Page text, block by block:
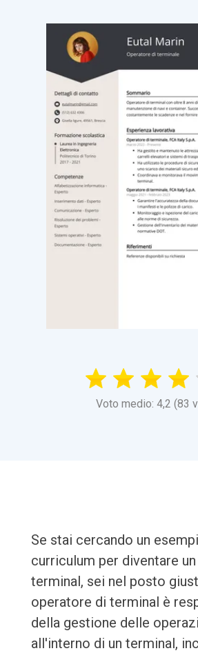
Voto medio: 4,2 (83
Se stai cercando un
curriculum per diventare
terminal, sei nel posto
operatore di terminal è
della gestione delle
all'interno di un terminal,